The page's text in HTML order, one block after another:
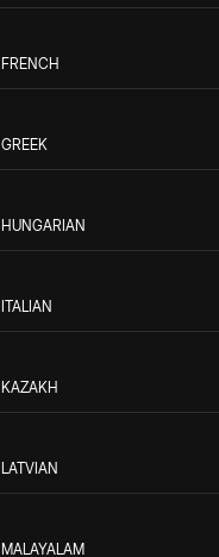
FRENCH
GREEK
HUNGARIAN
ITALIAN
KAZAKH
LATVIAN
MALAYALAM